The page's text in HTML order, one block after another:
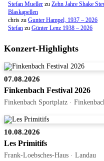
Stefan Mueller zu Zehn Jahre Shake
Blaskapellen
chris zu Gunter Hampel, 1937 – 2026
Stefan zu Günter Lenz 1938 – 2026
Konzert-Highlights
07.08.2026
Finkenbach Festival 2026
Finkenbach Sportplatz ·
10.08.2026
Les Primitifs
Frank-Loebsches-Haus · Landau